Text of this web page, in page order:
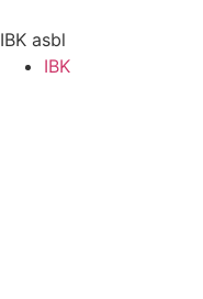
au
contenu
IBK asbl
IBK